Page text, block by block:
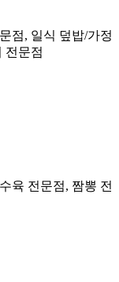
점, 일식 덮밥/가정
전문점
육 전문점, 짬뽕 전